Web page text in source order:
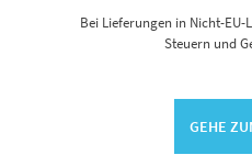
Bei Lieferungen in Nicht-
Steuern und
GEHE